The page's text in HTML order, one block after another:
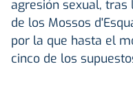
agresión sexual, tras
de los Mossos
por la que hasta el
cinco de los